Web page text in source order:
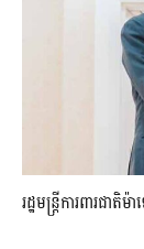
រដ្ឋមន្ត្រីការពារជាតិ